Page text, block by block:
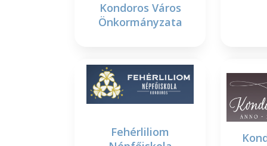
Kondoros Város
Önkormányzata
Fehérliliom